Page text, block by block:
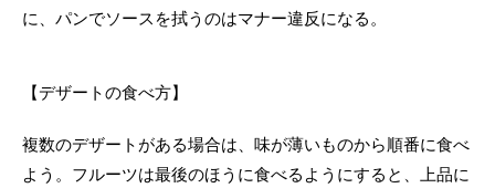
に、パンでソースを拭うのはマナー違反になる。
【デザートの食べ方】
複数のデザートがある場合は、味が薄いものから順番に食べ
よう。フルーツは最後のほうに食べるようにすると、上品に